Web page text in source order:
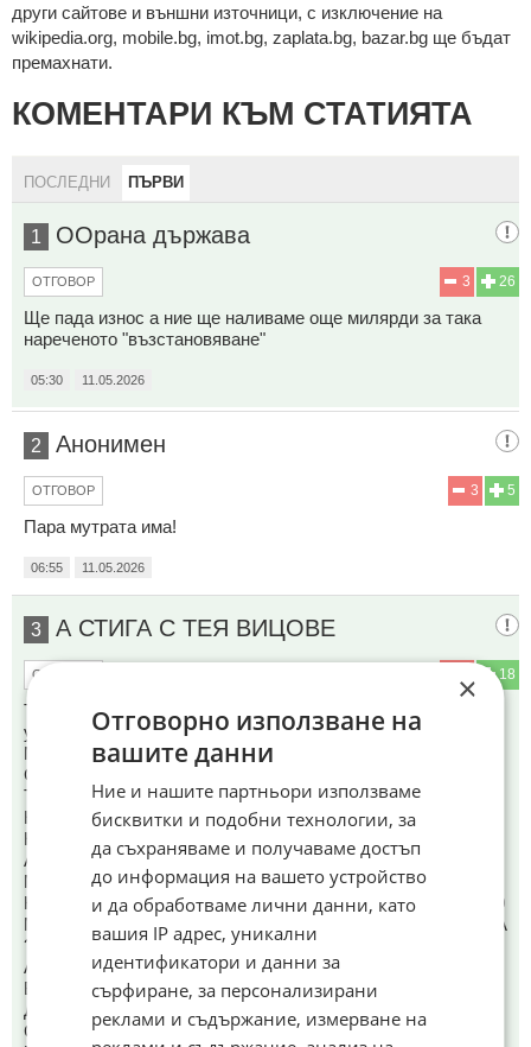
други сайтове и външни източници, с изключение на
wikipedia.org, mobile.bg, imot.bg, zaplata.bg, bazar.bg ще бъдат
премахнати.
КОМЕНТАРИ КЪМ СТАТИЯТА
ПОСЛЕДНИ ПЪРВИ
1 ООрана държава
26
3
ОТГОВОР
Ще пада износ а ние ще наливаме още милярди за така
нареченото "възстановяване"
05:30 11.05.2026
2 Анонимен
5
3
ОТГОВОР
Пара мутрата има!
06:55 11.05.2026
3 А СТИГА С ТЕЯ ВИЦОВЕ
18
ОТГОВОР
Той също така похвали „колосалната работа“ на
украинските правоохранителни органи по този въпрос.
МА ВЕРНО ЛИ ??АЙ,АЙ,АЙ, ГЛЕДАЙ ТИ ПРАВДИВОДСТ
СЕ СЛУЧВА В ЕДНА ПРОПИТА ОТ КОРУПЦИЯ
ТЕРИТОРИЯ!
НА КОГО ТЕЯ КОМПРОНОМЕРА БЕ МАФИОТЧЕТА, МА
НАЛИ И ВИЕ СТЕ ВЪТРЕ В ИГРАТА .
А ДО СЕГА КЪДЕ СА ИЗПАРИЛИТЕ СЕ НАД 100
МИЛЯРДА ДОЛАРА!
КЪДЕ СА ОТЧЕТИТЕ ЗА ИЗРАЗХОДЕНИЕ ВЕЧЕ НАД 400
МИЛЯРДА ЕВРО ПОМОЩИ , ДАДЕНИ НА УКРОХУНТАТА
??
АЛАБАЛИСТИКАТА СИ Я ЗАПАЗЕТЕ ЗА ВАС , КОЛКО
БИЛИ БЛЯ, БЛЯ БЛЯ !!
ДАЙТЕ ОТЧЕТИТЕ ЗА ИЗРАЗХОДВАНИТЕ ЧУТОВИЩНИ
СУМИ !!!! НЯМА ТАКИВА , НАЛИ !! А ЗАЩО НЯМА ?? ХА
×
Отговорно използване на
вашите данни
Ние и нашите партньори използваме
бисквитки и подобни технологии, за
да съхраняваме и получаваме достъп
до информация на вашето устройство
и да обработваме лични данни, като
вашия IP адрес, уникални
идентификатори и данни за
сърфиране, за персонализирани
реклами и съдържание, измерване на